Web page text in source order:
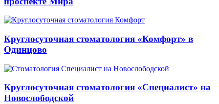
Круглосуточная стоматология «Комфорт» в
Одинцово
Круглосуточная стоматология «Специалист» на
Новослободской